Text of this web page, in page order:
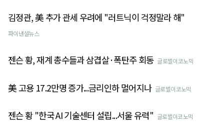
김정관, 美 추가 관세 우려에 "러트닉이 걱정말라 해"
파이낸셜뉴스
젠슨 황, 재계 총수들과 삼겹살·폭탄주 회동 글로벌이코노믹
美 고용 17.2만명 증가...금리인하 멀어지나 글로벌이코노믹
젠슨 황 "한국 AI 기술센터 설립...서울 유력" 글로벌이코노믹